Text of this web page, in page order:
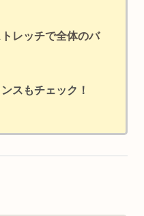
レッチで全体のバ
スもチェック！